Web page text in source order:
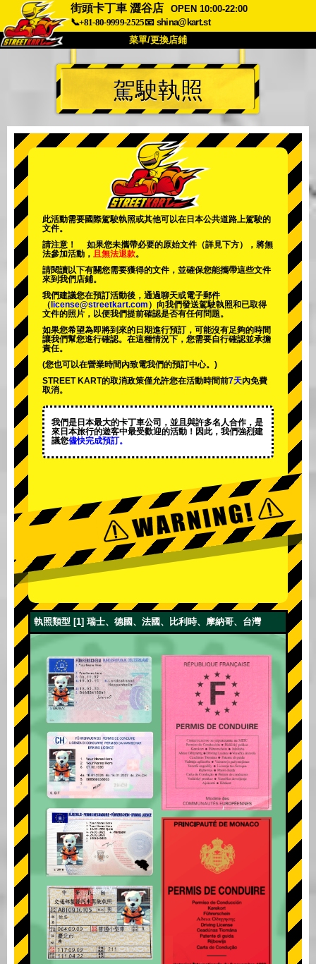
街頭卡丁車 澀谷店
OPEN 10:00-22:00
📞+81-80-9999-2525📧 shina@kart.st
菜單/更換店鋪
首頁
關於我們 規格 價格
公司 預訂
更換店鋪
東京 秋葉原 #2 東京 澀谷
東京 澀谷分店
東京 淺草
沖繩
駕駛執照
此活動需要國際駕駛執照或其他可以在日本公共道路上駕駛的
文件。
請注意！ 如果您未攜帶必要的原始文件（詳見下方），將無
法參加活動， 且無法退款。
請閱讀以下有關您需要獲得的文件，並確保您能攜帶這些文件
來到我們店鋪。
我們建議您在預訂活動後，通過聊天或電子郵件
（ license@streetkart.com ）向我們發送駕駛執照和已取得
文件的照片，以便我們提前確認是否有任何問題。
如果您希望為即將到來的日期進行預訂，可能沒有足夠的時間
讓我們幫您進行確認。在這種情況下，您需要自行確認並承擔
責任。
(您也可以在營業時間內致電我們的預訂中心。)
STREET KART的取消政策僅允許您在活動時間前7天內免費
取消。
我們是日本最大的卡丁車公司，並且與許多名人合作，是
來日本旅行的遊客中最受歡迎的活動 ！因此，我們強烈建
議您儘快完成預訂。
執照類型 [1] 瑞士、德國、法國、比利時、摩納哥、台灣